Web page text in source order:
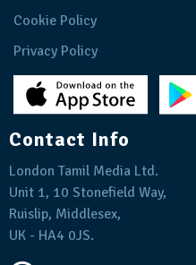
Cookie Policy
Privacy Policy
Contact Info
London Tamil Media Ltd.
Unit 1, 10 Stonefield Way,
Ruislip, Middlesex,
UK - HA4 0JS.